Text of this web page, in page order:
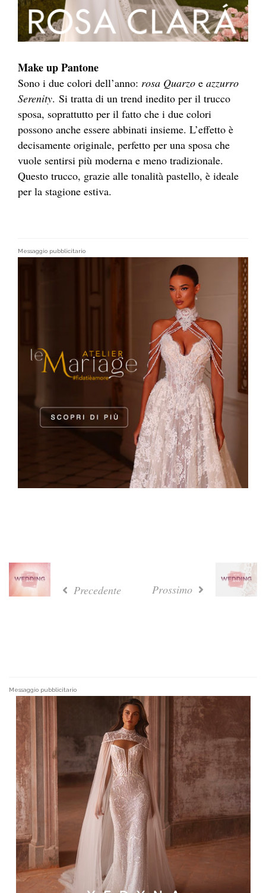
Make up Pantone
Sono i due colori dell’anno: rosa Quarzo e azzurro
Serenity. Si tratta di un trend inedito per il trucco
sposa, soprattutto per il fatto che i due colori
possono anche essere abbinati insieme. L’effetto è
decisamente originale, perfetto per una sposa che
vuole sentirsi più moderna e meno tradizionale.
Questo trucco, grazie alle tonalità pastello, è ideale
per la stagione estiva.
Messaggio pubblicitario
Precedente Prossimo
Messaggio pubblicitario